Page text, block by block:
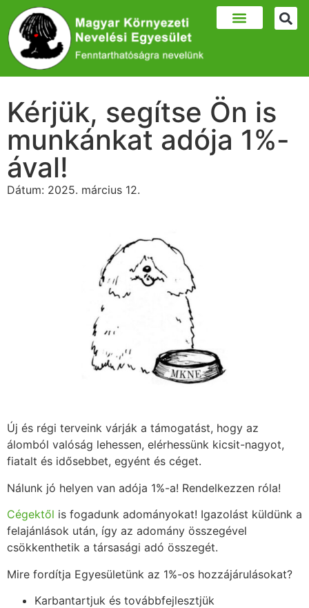
Kérjük, segítse Ön is
munkánkat adója 1%-
ával!
Dátum: 2025. március 12.
Új és régi terveink várják a támogatást, hogy az
álomból valóság lehessen, elérhessünk kicsit-nagyot,
fiatalt és idősebbet, egyént és céget.
Nálunk jó helyen van adója 1%-a! Rendelkezzen róla!
Cégektől is fogadunk adományokat! Igazolást küldünk a
felajánlások után, így az adomány összegével
csökkenthetik a társasági adó összegét.
Mire fordítja Egyesületünk az 1%-os hozzájárulásokat?
Karbantartjuk és továbbfejlesztjük